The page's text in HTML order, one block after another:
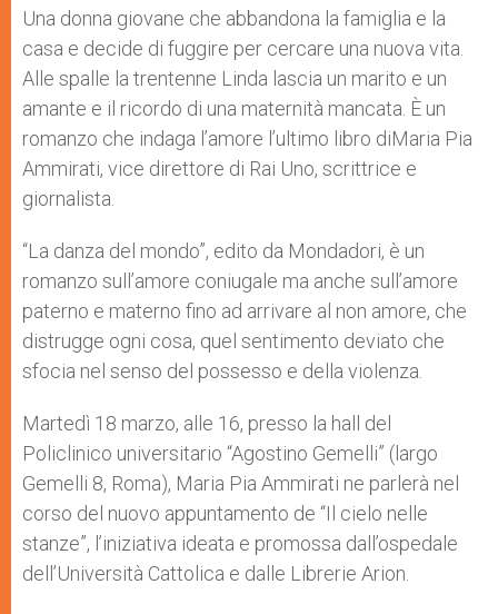
p
p
g
e
r
o
k
r
Una donna giovane che abbandona la famiglia e la
casa e decide di fuggire per cercare una nuova vita.
Alle spalle la trentenne Linda lascia un marito e un
amante e il ricordo di una maternità mancata. È un
romanzo che indaga l’amore l’ultimo libro diMaria Pia
Ammirati, vice direttore di Rai Uno, scrittrice e
giornalista.
“La danza del mondo”, edito da Mondadori, è un
romanzo sull’amore coniugale ma anche sull’amore
paterno e materno fino ad arrivare al non amore, che
distrugge ogni cosa, quel sentimento deviato che
sfocia nel senso del possesso e della violenza.
Martedì 18 marzo, alle 16, presso la hall del
Policlinico universitario “Agostino Gemelli” (largo
Gemelli 8, Roma), Maria Pia Ammirati ne parlerà nel
corso del nuovo appuntamento de “Il cielo nelle
stanze”, l’iniziativa ideata e promossa dall’ospedale
dell’Università Cattolica e dalle Librerie Arion.